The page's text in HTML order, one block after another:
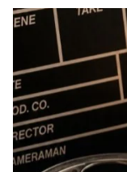
Recupera
tican
07/carmina-
espana-
Foto
View on Facebook ·